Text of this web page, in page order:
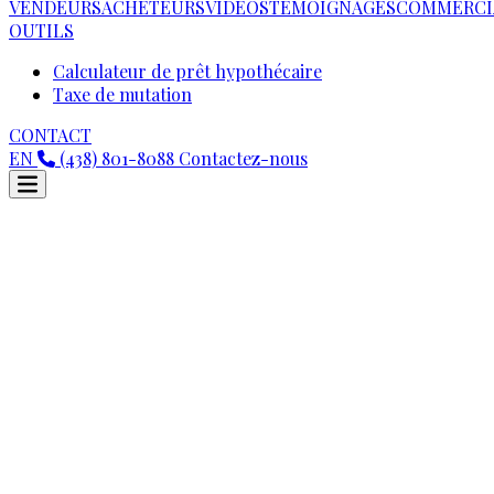
VENDEURSACHETEURSVIDEOSTÉMOIGNAGES
OUTILS
Calculateur de prêt hypothécaire
Taxe de mutation
CONTACT
EN
(438) 801-8088 Contactez-nous